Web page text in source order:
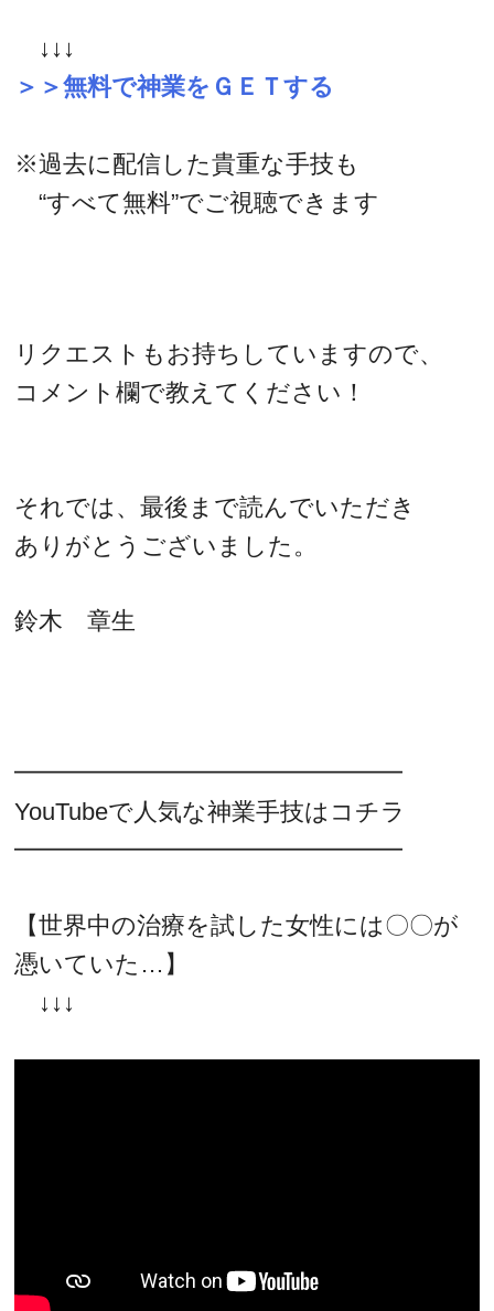
↓↓↓
＞＞無料で神業をＧＥＴする
※過去に配信した貴重な手技も
“すべて無料”でご視聴できます
リクエストもお持ちしていますので、
コメント欄で教えてください！
それでは、最後まで読んでいただき
ありがとうございました。
鈴木 章生
━━━━━━━━━━━━━━━━
YouTubeで人気な神業手技はコチラ
━━━━━━━━━━━━━━━━
【世界中の治療を試した女性には〇〇が
憑いていた…】
↓↓↓